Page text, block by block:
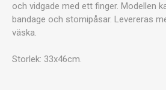
och vidgade med ett finger. Modellen
bandage och stomipåsar. Levereras
väska.
Storlek: 33x46cm.